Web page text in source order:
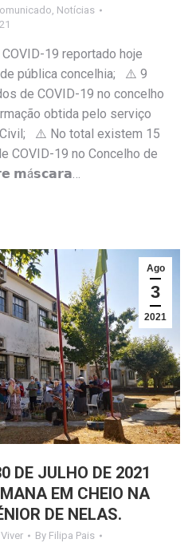
, Notícias
19 reportado hoje
pública concelhia; ⚠️ 9
de COVID-19 no concelho
obtida pelo serviço
⚠️ No total existem 15
COVID-19 no Concelho de
𝗺á𝘀𝗰𝗮𝗿𝗮…
Ago
3
2021
DE JULHO DE 2021
EM CHEIO NA
DE NELAS.
Viver By Filipa Pais